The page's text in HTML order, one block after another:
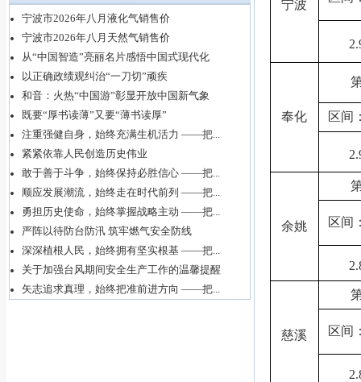
宁波市2026年八月液化气销售价
宁波市2026年八月天然气销售价
从“中国智造”亮丽名片感悟中国式现代化
以正确政绩观纠治“一刀切”顽疾
和音：火热“中国游”彰显开放中国新气象
既要“厚书读薄”又要“薄书读厚”
注重强健自身，始终充满生机活力 ——把...
紧紧依靠人民创造历史伟业
敢于善于斗争，始终保持必胜信心 ——把...
顺应发展潮流，始终走在时代前列 ——把...
勇担历史使命，始终掌握战略主动 ——把...
严阵以待防台防汛 筑牢燃气安全防线
深深植根人民，始终拥有坚实根基 ——把...
关于加强台风期间安全生产工作的温馨提醒
矢志追求真理，始终把准前进方向 ——把...
宁波
奉化 区间
余姚 区间
慈溪 区间